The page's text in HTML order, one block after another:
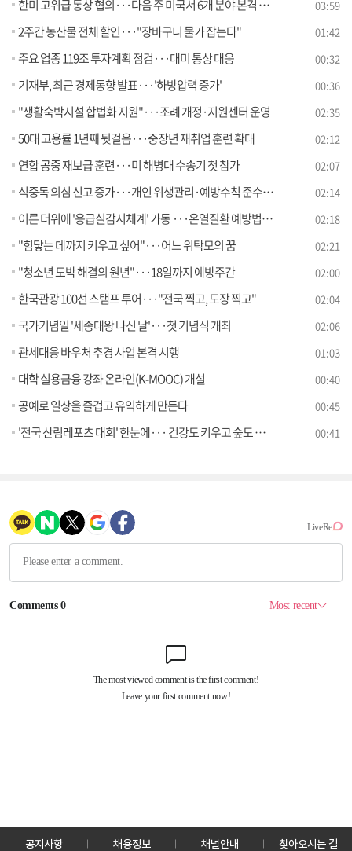
한미 고위급 통상 협의···다음 주 미국서 6개 분야 본격 회의 [뉴스의 맥] 03:59
2주간 농산물 전체 할인···"장바구니 물가 잡는다" 01:42
주요 업종 119조 투자계획 점검···대미 통상 대응 00:32
기재부, 최근 경제동향 발표···'하방압력 증가' 00:36
"생활숙박시설 합법화 지원"···조례 개정·지원센터 운영 02:35
50대 고용률 1년째 뒷걸음···중장년 재취업 훈련 확대 02:12
연합 공중 재보급 훈련···미 해병대 수송기 첫 참가 02:07
식중독 의심 신고 증가···개인 위생관리·예방수칙 준수 당부 02:14
이른 더위에 '응급실감시체계' 가동 ···온열질환 예방법은? 02:18
"힘닿는 데까지 키우고 싶어"···어느 위탁모의 꿈 02:21
"청소년 도박 해결의 원년"···18일까지 예방주간 02:00
한국관광 100선 스탬프 투어···"전국 찍고, 도장 찍고" 02:04
국가기념일 '세종대왕 나신 날'···첫 기념식 개최 02:06
관세대응 바우처 추경 사업 본격 시행 01:03
대학 실용금융 강좌 온라인(K-MOOC) 개설 00:40
공예로 일상을 즐겁고 유익하게 만든다 00:45
'전국 산림레포츠 대회' 한눈에··· 건강도 키우고 숲도 즐기세요 00:41
공지사항 채용정보 채널안내 찾아오시는 길